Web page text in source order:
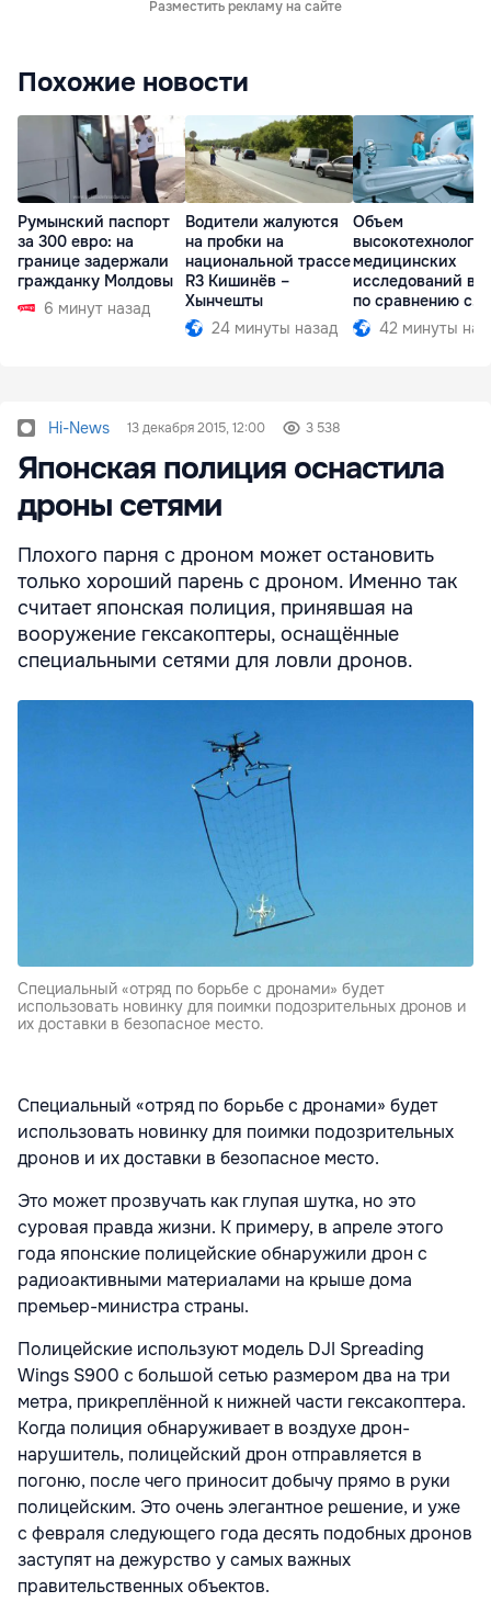
Разместить рекламу на сайте
Похожие новости
Румынский паспорт
за 300 евро: на
границе задержали
гражданку Молдовы
6 минут назад
Водители жалуются
на пробки на
национальной трассе
R3 Кишинёв –
Хынчешты
24 минуты назад
Объем
медицинских
исследований
по сравнению с
прошлым годом
42 минуты
Hi-News 13 декабря 2015, 12:00 3 538
Японская полиция оснастила
дроны сетями
Плохого парня с дроном может остановить
только хороший парень с дроном. Именно так
считает японская полиция, принявшая на
вооружение гексакоптеры, оснащённые
специальными сетями для ловли дронов.
Специальный «отряд по борьбе с дронами» будет
использовать новинку для поимки подозрительных дронов и
их доставки в безопасное место.
Специальный «отряд по борьбе с дронами» будет
использовать новинку для поимки подозрительных
дронов и их доставки в безопасное место.
Это может прозвучать как глупая шутка, но это
суровая правда жизни. К примеру, в апреле этого
года японские полицейские обнаружили дрон с
радиоактивными материалами на крыше дома
премьер-министра страны.
Полицейские используют модель DJI Spreading
Wings S900 с большой сетью размером два на три
метра, прикреплённой к нижней части гексакоптера.
Когда полиция обнаруживает в воздухе дрон-
нарушитель, полицейский дрон отправляется в
погоню, после чего приносит добычу прямо в руки
полицейским. Это очень элегантное решение, и уже
с февраля следующего года десять подобных дронов
заступят на дежурство у самых важных
правительственных объектов.